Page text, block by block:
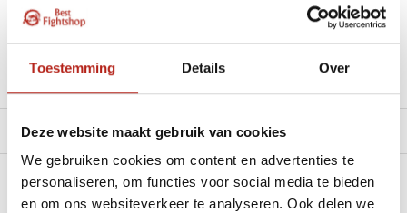
Toestemming Details Over
Deze website maakt gebruik van cookies
We gebruiken cookies om content en advertenties te
personaliseren, om functies voor social media te bieden
en om ons websiteverkeer te analyseren. Ook delen we
Beschikbaar in de volgende varianten:
Product tags
Heb je een vraag over dit product?